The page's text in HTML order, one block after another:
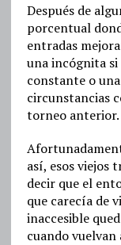
Después de
porcentual
entradas
una incógnita
constante o
circunstancias
torneo anterior.
así, esos viejos
decir que el
que carecía de
inaccesible
cuando vuelvan